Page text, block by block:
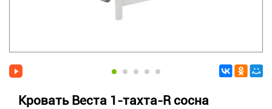
Кровать Веста 1-тахта-R сосна